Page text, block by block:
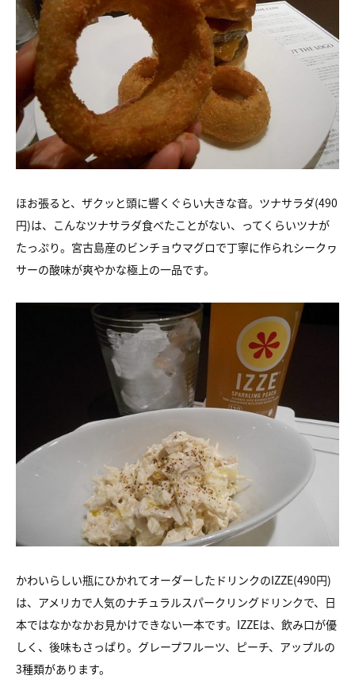
ほお張ると、ザクッと頭に響くぐらい大きな音。 ツナサラダ(490
円)は、 こんなツナサラダ食べたことがない、ってくらいツナが
たっぷり。 宮古島産のビンチョウマグロで丁寧に作られシークヮ
サーの酸味が爽やかな極上の一品です。
かわいらしい瓶にひかれてオーダーしたドリンクのIZZE(490円)
は、 アメリカで人気のナチュラルスパークリングドリンクで、 日
本ではなかなかお見かけできない一本です。 IZZEは、飲み口が優
しく、後味もさっぱり。 グレープフルーツ、ピーチ、アップルの
3種類があります。